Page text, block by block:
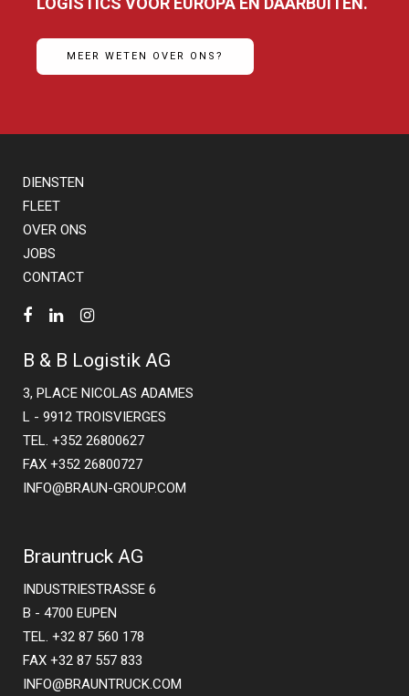
MEER WETEN OVER ONS?
DIENSTEN
FLEET
OVER ONS
JOBS
CONTACT
B & B Logistik AG
3, PLACE NICOLAS ADAMES
L - 9912 TROISVIERGES
TEL. +352 26800627
FAX +352 26800727
INFO@BRAUN-GROUP.COM
Brauntruck AG
INDUSTRIESTRASSE 6
B - 4700 EUPEN
TEL. +32 87 560 178
FAX +32 87 557 833
INFO@BRAUNTRUCK.COM